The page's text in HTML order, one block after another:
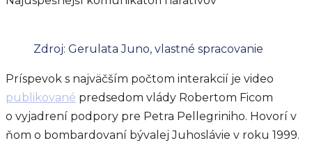
Zdroj: Gerulata Juno, vlastné spracovanie
Príspevok s najväčším počtom interakcií je video
publikované predsedom vlády Robertom Ficom
o vyjadrení podpory pre Petra Pellegriniho. Hovorí v
ňom o bombardovaní bývalej Juhoslávie v roku 1999.